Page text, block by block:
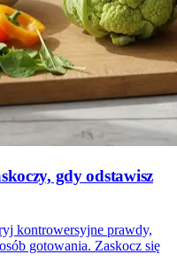
gdy odstawisz
kontrowersyjne prawdy,
gotowania. Zaskocz się